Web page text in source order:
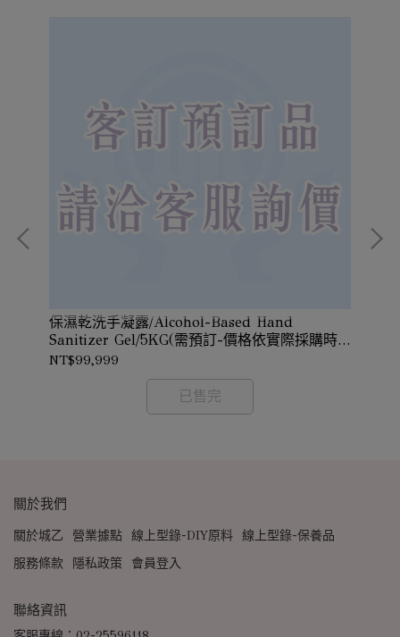
保濕乾洗手凝露/Alcohol-Based Hand
Sanitizer Gel/5KG(需預訂-價格依實際採購時
價確認)
NT$99,999
已售完
關於我們
關於城乙 營業據點 線上型錄-DIY原料 線上型錄-保養品
服務條款
隱私政策 會員登入
聯絡資訊